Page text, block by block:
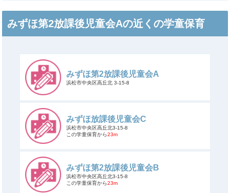
みずほ第2放課後児童会Aの近くの学童保育
みずほ第2放課後児童会A
浜松市中央区高丘北 3-15-8
みずほ放課後児童会C
浜松市中央区高丘北3-15-8
この学童保育から23m
みずほ第2放課後児童会B
浜松市中央区高丘北3-15-8
この学童保育から23m